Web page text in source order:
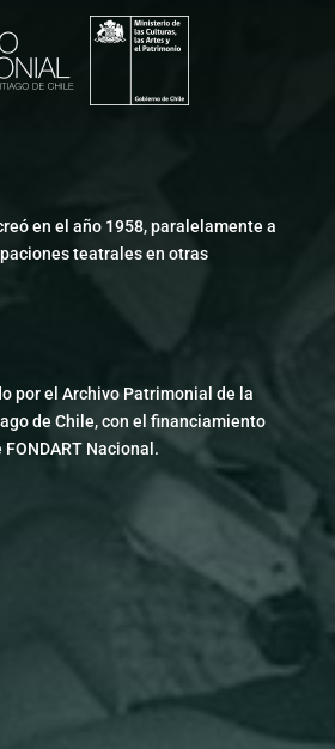
en el año 1958, paralelamente a
teatrales en otras
por el Archivo Patrimonial de la
de Chile, con el financiamiento
Nacional.